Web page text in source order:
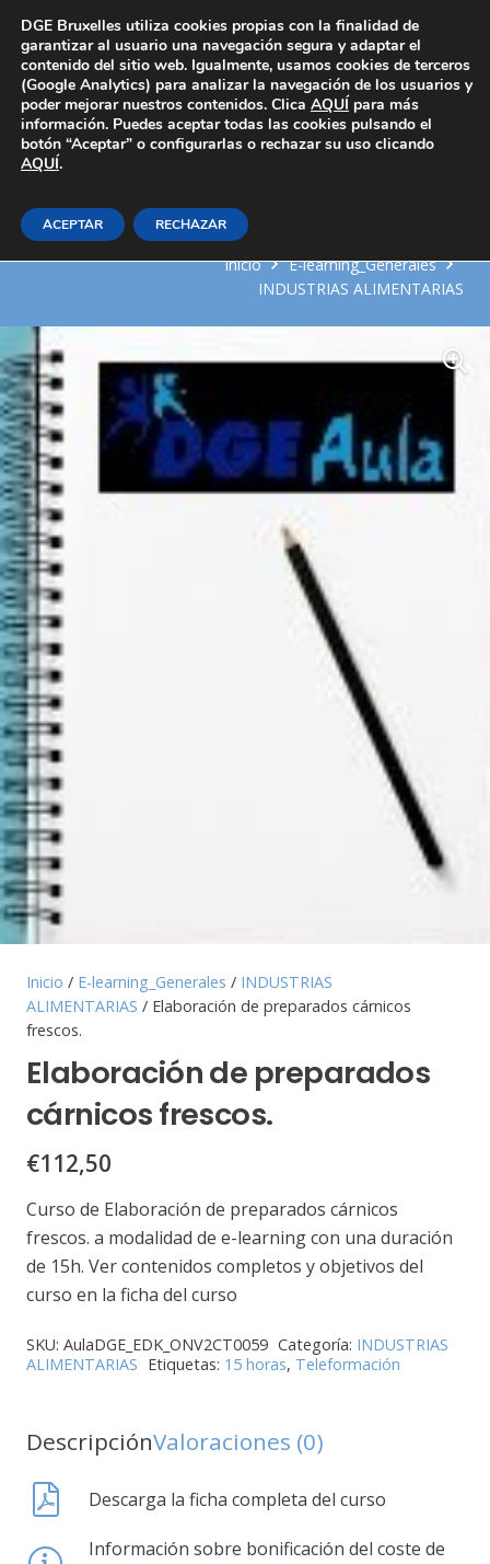
Área Privada
Elaboración de preparados
cárnicos frescos.
Inicio
E-learning_Generales
INDUSTRIAS ALIMENTARIAS
Inicio / E-learning_Generales / INDUSTRIAS
ALIMENTARIAS / Elaboración de preparados cárnicos
frescos.
Elaboración de preparados
cárnicos frescos.
€112,50
Curso de Elaboración de preparados cárnicos
frescos. a modalidad de e-learning con una duración
de 15h. Ver contenidos completos y objetivos del
curso en la ficha del curso
SKU: AulaDGE_EDK_ONV2CT0059 Categoría: INDUSTRIAS
ALIMENTARIAS Etiquetas: 15 horas, Teleformación
DescripciónValoraciones (0)
Descarga la ficha completa del curso
Información sobre bonificación del coste de
DGE Bruxelles utiliza cookies propias con la finalidad de
garantizar al usuario una navegación segura y adaptar el
contenido del sitio web. Igualmente, usamos cookies de terceros
(Google Analytics) para analizar la navegación de los usuarios y
poder mejorar nuestros contenidos. Clica AQUÍ para más
información. Puedes aceptar todas las cookies pulsando el
botón “Aceptar” o configurarlas o rechazar su uso clicando
AQUÍ.
ACEPTAR RECHAZAR